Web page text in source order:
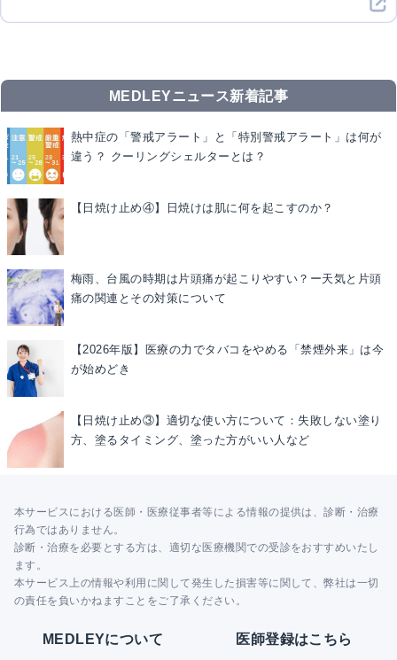
MEDLEYニュース新着記事
熱中症の「警戒アラート」と「特別警戒アラート」は何が
違う？ クーリングシェルターとは？
【日焼け止め④】日焼けは肌に何を起こすのか？
梅雨、台風の時期は片頭痛が起こりやすい？ー天気と片頭
痛の関連とその対策について
【2026年版】医療の力でタバコをやめる「禁煙外来」は今
が始めどき
【日焼け止め③】適切な使い方について：失敗しない塗り
方、塗るタイミング、塗った方がいい人など
本サービスにおける医師・医療従事者等による情報の提供は、診断・治療
行為ではありません。
診断・治療を必要とする方は、適切な医療機関での受診をおすすめいたし
ます。
本サービス上の情報や利用に関して発生した損害等に関して、弊社は一切
の責任を負いかねますことをご了承ください。
MEDLEYについて 医師登録はこちら